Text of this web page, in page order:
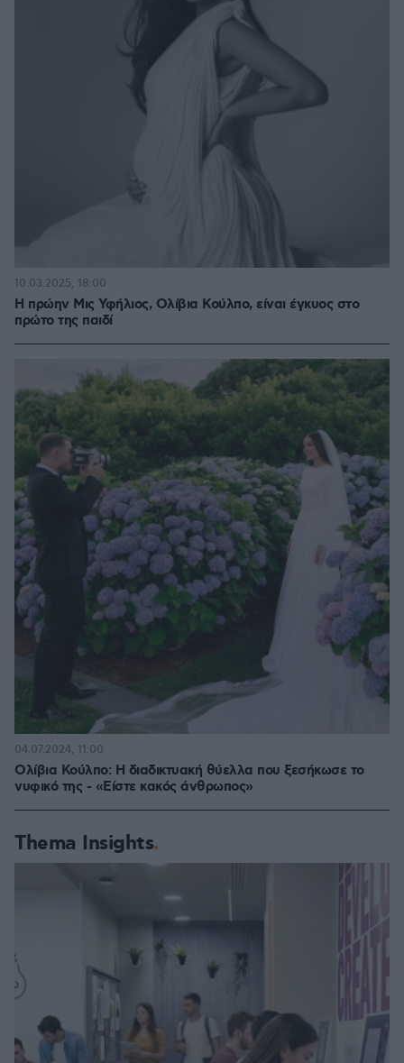
Η πρώην Μις Υφήλιος, Ολίβια Κούλπο, είναι έγκυος στο
πρώτο της παιδί
10.03.2025, 18:00
Ολίβια Κούλπο: Η διαδικτυακή θύελλα που ξεσήκωσε το
νυφικό της - «Είστε κακός άνθρωπος»
04.07.2024, 11:00
Thema Insights